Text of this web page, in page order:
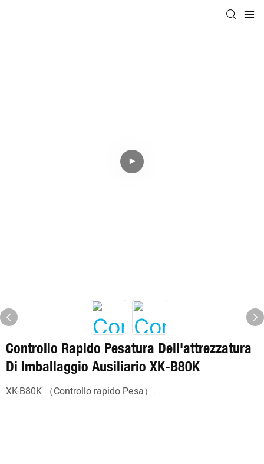
Controllo Rapido Pesatura Dell'attrezzatura
Di Imballaggio Ausiliario XK-B80K
XK-B80K （Controllo rapido Pesa）.